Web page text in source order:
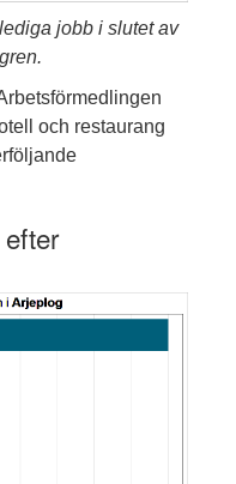
jobb i slutet av
och restaurang